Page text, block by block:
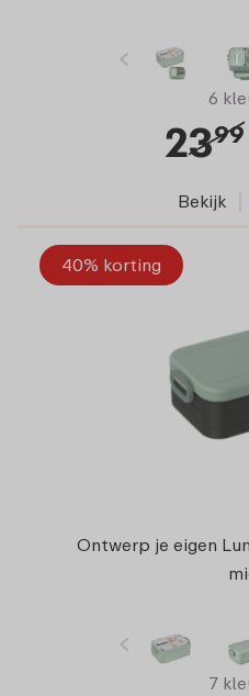
6
2399
Bekijk
40% korting
Ontwerp je eigen
7